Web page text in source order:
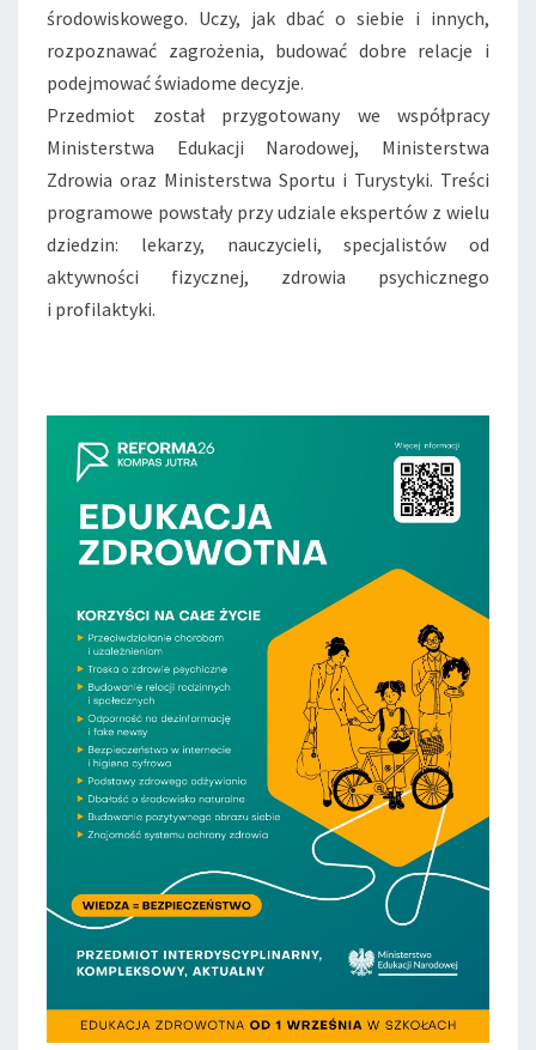
środowiskowego. Uczy, jak dbać o siebie i innych,
rozpoznawać zagrożenia, budować dobre relacje i
podejmować świadome decyzje.
Przedmiot został przygotowany we współpracy
Ministerstwa Edukacji Narodowej, Ministerstwa
Zdrowia oraz Ministerstwa Sportu i Turystyki. Treści
programowe powstały przy udziale ekspertów z wielu
dziedzin: lekarzy, nauczycieli, specjalistów od
aktywności fizycznej, zdrowia psychicznego
i profilaktyki.